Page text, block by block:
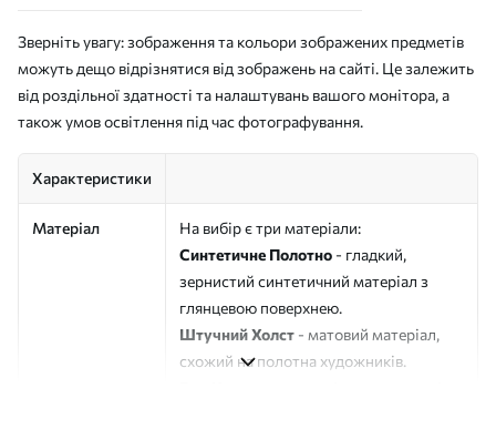
Зверніть увагу: зображення та кольори зображених предметів
можуть дещо відрізнятися від зображень на сайті. Це залежить
від роздільної здатності та налаштувань вашого монітора, а
також умов освітлення під час фотографування.
Характеристики
Матеріал
На вибір є три матеріали:
Синтетичне Полотно - гладкий,
зернистий синтетичний матеріал з
глянцевою поверхнею.
Штучний Холст - матовий матеріал,
схожий на полотна художників.